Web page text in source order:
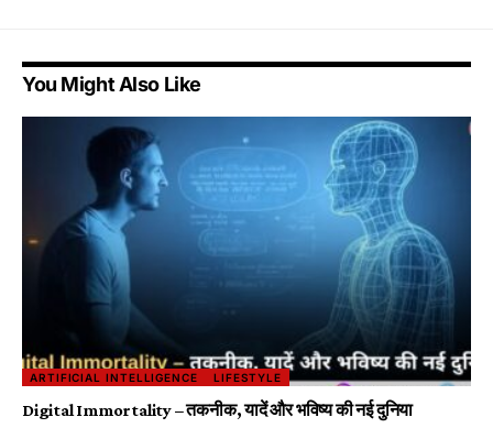
You Might Also Like
ARTIFICIAL INTELLIGENCE LIFESTYLE
Digital Immortality – तकनीक, यादें और भविष्य की नई दुनिया